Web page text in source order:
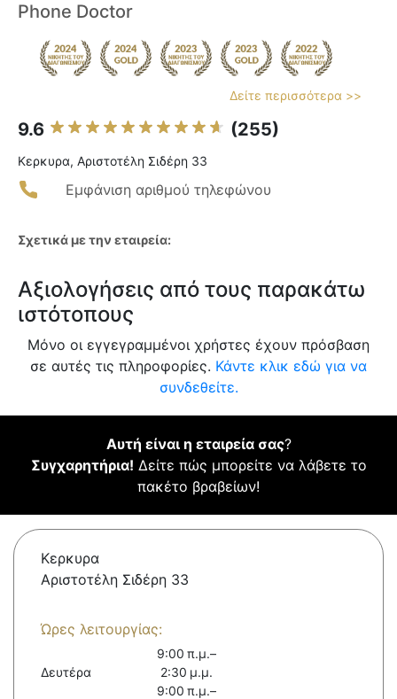
Phone Doctor
Δείτε περισσότερα >>
9.6 (255)
Κερκυρα, Αριστοτέλη Σιδέρη 33
Εμφάνιση αριθμού τηλεφώνου
Σχετικά με την εταιρεία:
Αξιολογήσεις από τους παρακάτω
ιστότοπους
Μόνο οι εγγεγραμμένοι χρήστες έχουν πρόσβαση
σε αυτές τις πληροφορίες. Κάντε κλικ εδώ για να
συνδεθείτε.
Αυτή είναι η εταιρεία σας?
Συγχαρητήρια! Δείτε πώς μπορείτε να λάβετε το
πακέτο βραβείων!
Κερκυρα
Αριστοτέλη Σιδέρη 33
Ώρες λειτουργίας:
Δευτέρα
9:00 π.μ.–
2:30 μ.μ.
9:00 π.μ.–